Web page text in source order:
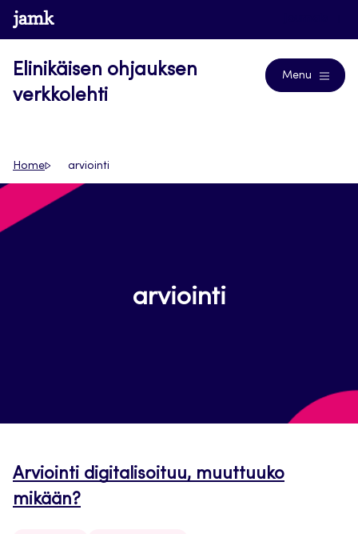
Siirry
suoraan
www.jamk.fi
Elinikäisen ohjauksen
verkkolehti
Menu
Home arviointi
arviointi
Arviointi digitalisoituu, muuttuuko
mikään?